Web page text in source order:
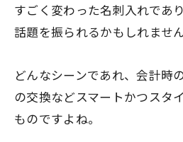
すごく変わった名刺入れであ
話題を振られるかもしれません
どんなシーンであれ、会計時
の交換などスマートかつスタ
ものですよね。